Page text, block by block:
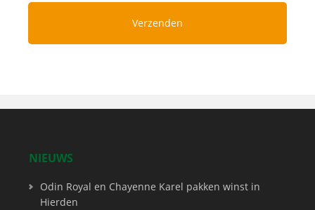
NIEUWS
Odin Royal en Chayenne Karel pakken winst in
Hierden